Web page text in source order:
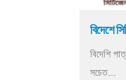
বিদেশে
বিদেশি
সচেত...